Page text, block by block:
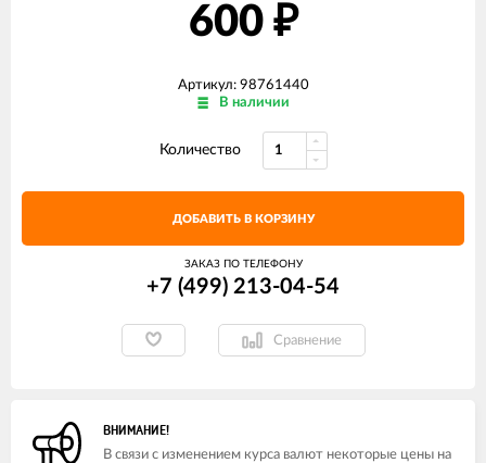
600 ₽
Артикул: 98761440
В наличии
Количество
ДОБАВИТЬ В КОРЗИНУ
ЗАКАЗ ПО ТЕЛЕФОНУ
+7 (499) 213-04-54​
Сравнение
ВНИМАНИЕ!
В связи с изменением курса валют некоторые цены на